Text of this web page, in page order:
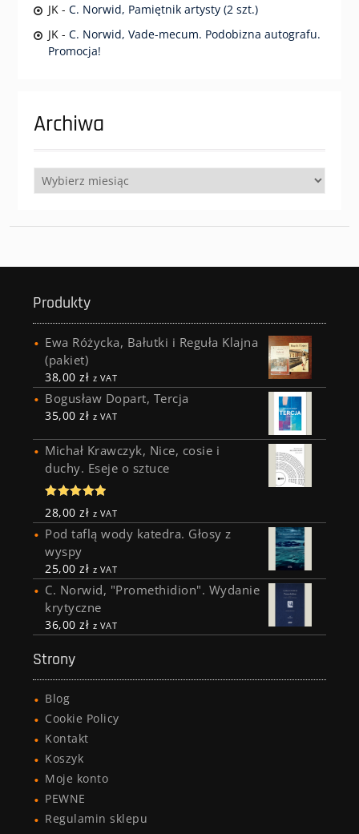
JK- C. Norwid, Pamiętnik artysty (2 szt.)
JK- C. Norwid, Vade-mecum. Podobizna autografu.
Promocja!
Archiwa
Archiwa
Produkty
Ewa Różycka, Bałutki i Reguła Klajna
(pakiet)
38,00zł z VAT
Bogusław Dopart, Tercja
35,00zł z VAT
Michał Krawczyk, Nice, cosie i
duchy. Eseje o sztuce
Oceniono
5.00na 5
28,00zł z VAT
Pod taflą wody katedra. Głosy z
wyspy
25,00zł z VAT
C. Norwid, "Promethidion". Wydanie
krytyczne
36,00zł z VAT
Strony
Blog
Cookie Policy
Kontakt
Koszyk
Moje konto
PEWNE
Regulamin sklepu